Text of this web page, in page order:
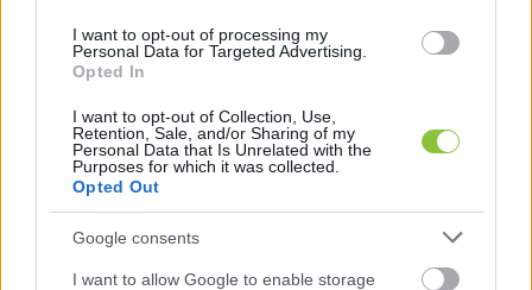
I want to opt-out of processing my
Personal Data for Targeted Advertising.
Opted In
I want to opt-out of Collection, Use,
Retention, Sale, and/or Sharing of my
Personal Data that Is Unrelated with the
Purposes for which it was collected.
Opted Out
Google consents
I want to allow Google to enable storage
Sertésoldalas